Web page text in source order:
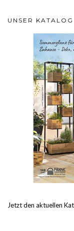
UNSER KATALOG
Jetzt den aktuellen